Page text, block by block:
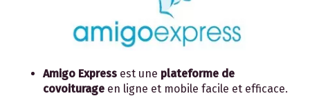
Amigo Express est une plateforme de
covoiturage en ligne et mobile facile et efficace.